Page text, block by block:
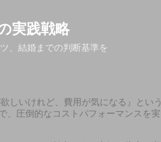
実践戦略
、結婚までの判断基準を
しいけれど、費用が気になる』という
、圧倒的なコストパフォーマンスを実